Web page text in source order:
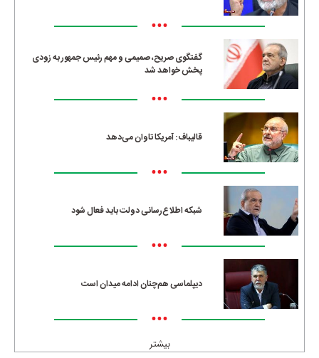
•••
گفتگوی صریح، صمیمی و مهم رئیس جمهور به زودی
پخش خواهد شد
•••
قالیباف: آمریکا تاوان می‌دهد
•••
شبکه اطلاع‌رسانی دولت باید فعال شود
•••
دیپلماسی هم‌چنان ادامه میدان است
•••
بیشتر